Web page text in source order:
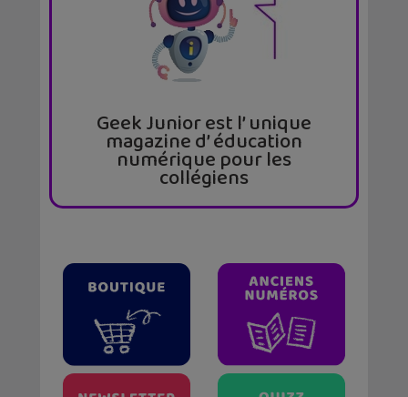
Geek Junior est l’ unique
magazine d’ éducation
numérique pour les
collégiens